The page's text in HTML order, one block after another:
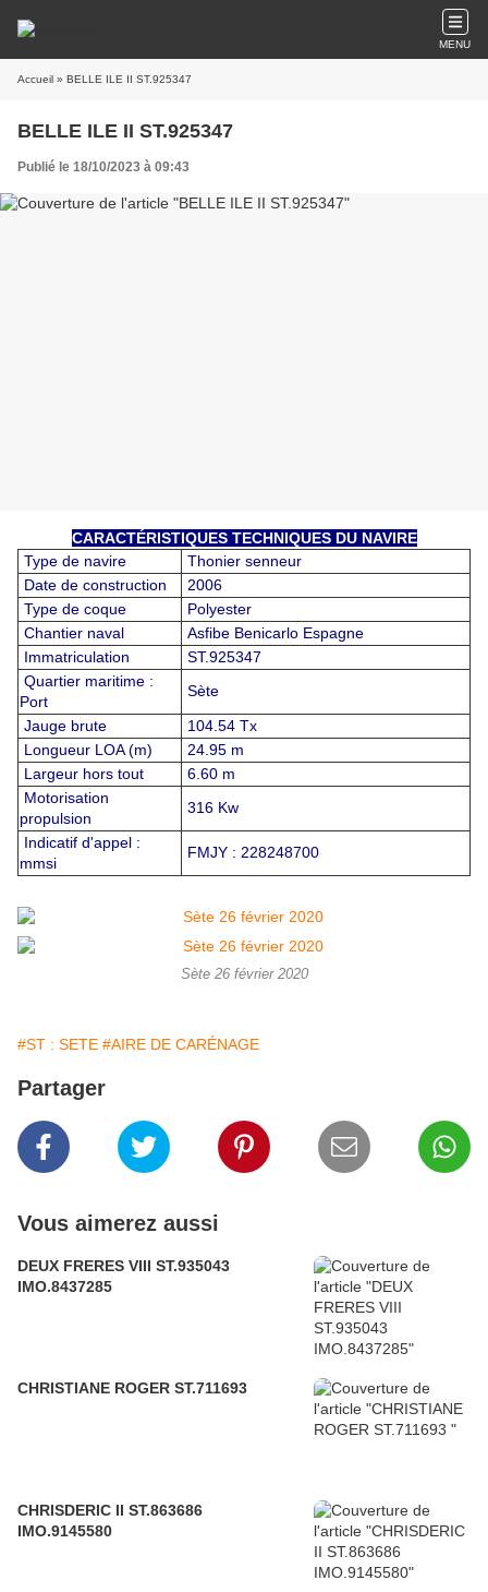
MENU
Accueil » BELLE ILE II ST.925347
BELLE ILE II ST.925347
Publié le 18/10/2023 à 09:43
CARACTÉRISTIQUES TECHNIQUES DU NAVIRE
Type de navire
Thonier senneur
Date de construction
2006
Type de coque
Polyester
Chantier naval
Asfibe Benicarlo Espagne
Immatriculation
ST.925347
Quartier maritime :
Port
Sète
Jauge brute
104.54 Tx
Longueur LOA (m)
24.95 m
Largeur hors tout
6.60 m
Motorisation
propulsion
316 Kw
Indicatif d'appel :
mmsi
FMJY : 228248700
Sète 26 février 2020
#ST : SETE #AIRE DE CARÉNAGE
Partager
Vous aimerez aussi
DEUX FRERES VIII ST.935043
IMO.8437285
CHRISTIANE ROGER ST.711693
CHRISDERIC II ST.863686
IMO.9145580